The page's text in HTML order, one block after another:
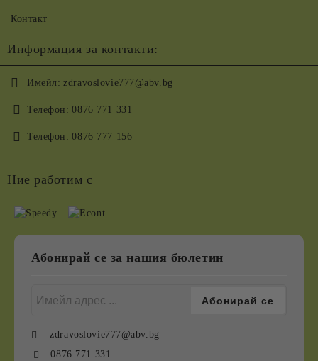
Контакт
Информация за контакти:
Имейл: zdravoslovie777@abv.bg
Телефон: 0876 771 331
Телефон: 0876 777 156
Ние работим с
Абонирай се за нашия бюлетин
zdravoslovie777@abv.bg
0876 771 331